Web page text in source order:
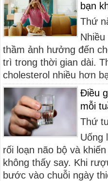
bạn
Thứ
thầm ảnh hưởng đến
trì trong thời gian dài.
cholesterol nhiều hơn
Điều
mỗi
Thứ
Uống
rối loạn não bộ và
không thấy say. Khi
bước vào chuỗi ngày